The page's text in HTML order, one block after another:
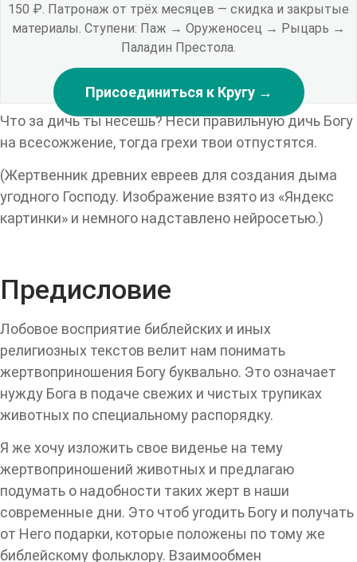
150 ₽. Патронаж от трёх месяцев — скидка и закрытые
материалы. Ступени: Паж → Оруженосец → Рыцарь →
Паладин Престола.
Присоединиться к Кругу →
Что за дичь ты несешь? Неси правильную дичь Богу
на всесожжение, тогда грехи твои отпустятся.
(Жертвенник древних евреев для создания дыма
угодного Господу. Изображение взято из «Яндекс
картинки» и немного надставлено нейросетью.)
Предисловие
Лобовое восприятие библейских и иных
религиозных текстов велит нам понимать
жертвоприношения Богу буквально. Это означает
нужду Бога в подаче свежих и чистых трупиках
животных по специальному распорядку.
Я же хочу изложить свое виденье на тему
жертвоприношений животных и предлагаю
подумать о надобности таких жерт в наши
современные дни. Это чтоб угодить Богу и получать
от Него подарки, которые положены по тому же
библейскому фольклору. Взаимообмен